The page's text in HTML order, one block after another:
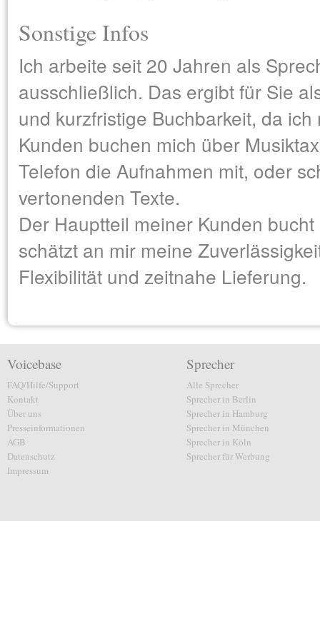
Sonstige Infos
Ich arbeite seit 20 Jahren als
ausschließlich. Das ergibt für Sie
und kurzfristige Buchbarkeit, da
Kunden buchen mich über
Telefon die Aufnahmen mit, oder
vertonenden Texte.
Der Hauptteil meiner Kunden
schätzt an mir meine
Flexibilität und zeitnahe Lieferung.
Voicebase
FAQ/Hilfe/Support
Kontakt
Über uns
Presseinformationen
AGB
Datenschutz
Impressum
Sprecher
Alle Sprecher
Sprecher in Berlin
Sprecher in Hamburg
Sprecher in München
Sprecher in Köln
Sprecher für Werbung